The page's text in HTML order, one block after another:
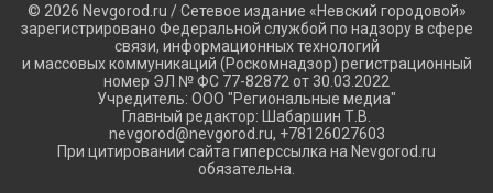
© 2026 Nevgorod.ru / Сетевое издание «Невский городовой»
зарегистрировано Федеральной службой по надзору в сфере
связи, информационных технологий
и массовых коммуникаций (Роскомнадзор) регистрационный
номер ЭЛ № ФС 77-82872 от 30.03.2022
Учредитель: ООО "Региональные медиа"
Главный редактор: Шабаршин Т.В.
nevgorod@nevgorod.ru, +78126027603
При цитировании сайта гиперссылка на Nevgorod.ru
обязательна.